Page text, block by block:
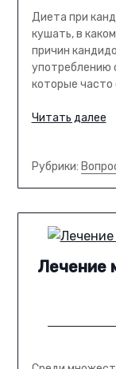
Диета при
кушать, в
причин
употреблению
которые часто
Читать далее
Рубрики:
Лечение